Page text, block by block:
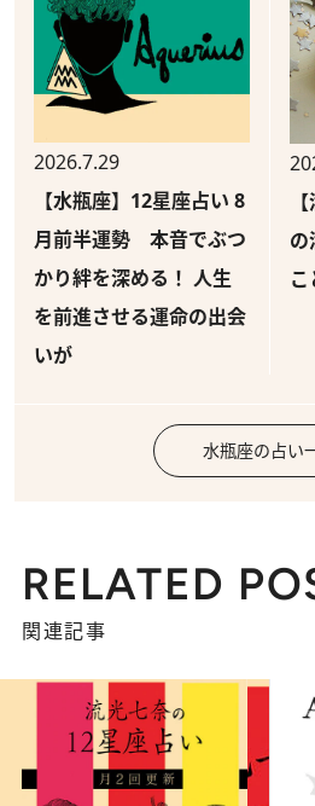
2026.7.29
【水瓶座】12星座占い 8
月前半運勢 本音でぶつ
かり絆を深める！ 人生
を前進させる運命の出会
いが
の
こ
水瓶座の占い
RELATED
関連記事